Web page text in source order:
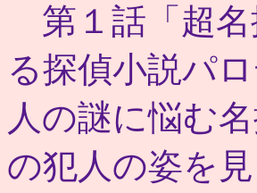
第１話「超名
る探偵小説パ
人の謎に悩む
の犯人の姿を